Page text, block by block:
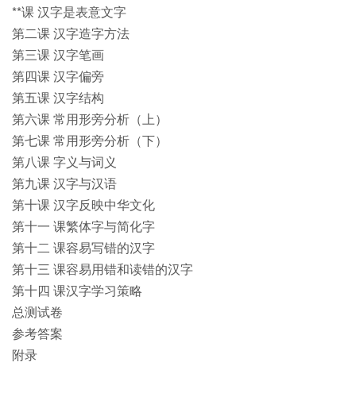
**课 汉字是表意文字
第二课 汉字造字方法
第三课 汉字笔画
第四课 汉字偏旁
第五课 汉字结构
第六课 常用形旁分析（上）
第七课 常用形旁分析（下）
第八课 字义与词义
第九课 汉字与汉语
第十课 汉字反映中华文化
第十一 课繁体字与简化字
第十二 课容易写错的汉字
第十三 课容易用错和读错的汉字
第十四 课汉字学习策略
总测试卷
参考答案
附录